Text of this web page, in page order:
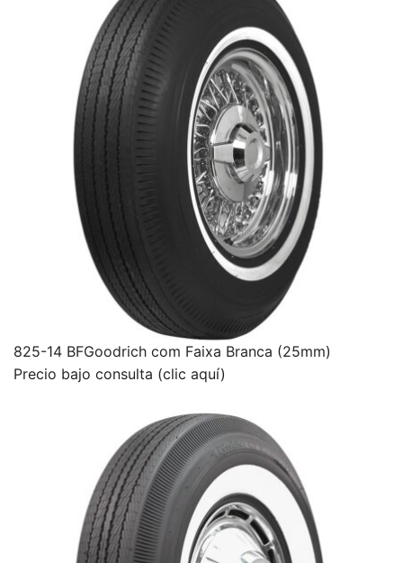
825-14 BFGoodrich com Faixa Branca (25mm)
Precio bajo consulta (clic aquí)